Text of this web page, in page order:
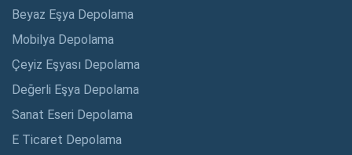
Beyaz Eşya Depolama
Mobilya Depolama
Çeyiz Eşyası Depolama
Değerli Eşya Depolama
Sanat Eseri Depolama
E Ticaret Depolama